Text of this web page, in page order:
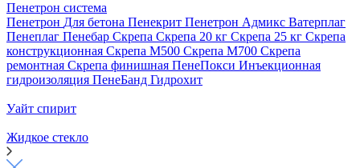
Пенетрон система
Пенетрон Для бетона Пенекрит Пенетрон Адмикс Ватерплаг
Пенеплаг Пенебар Скрепа Скрепа 20 кг Скрепа 25 кг Скрепа
конструкционная Скрепа М500 Скрепа М700 Скрепа
ремонтная Скрепа финишная ПенеПокси Инъекционная
гидроизоляция ПенеБанд Гидрохит
Уайт спирит
Жидкое стекло